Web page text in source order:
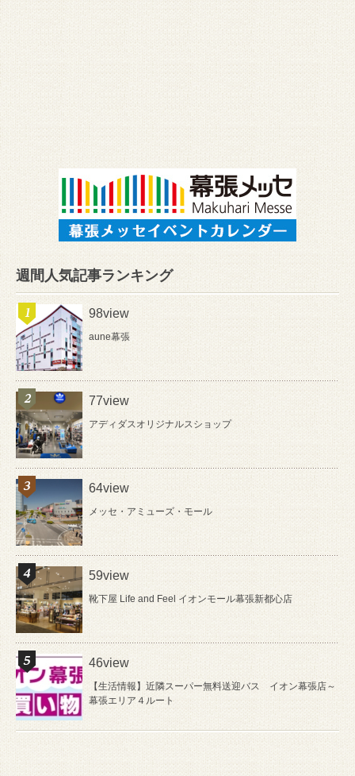
週間人気記事ランキング
98view
aune幕張
77view
アディダスオリジナルスショップ
64view
メッセ・アミューズ・モール
59view
靴下屋 Life and Feel イオンモール幕張新都心店
46view
【生活情報】近隣スーパー無料送迎バス イオン幕張店～
幕張エリア４ルート